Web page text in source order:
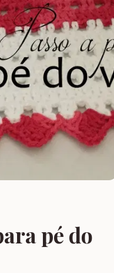
pé do